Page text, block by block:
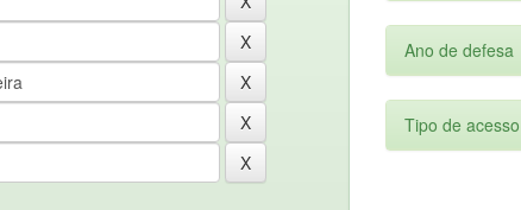
Ano de defesa
Tipo de acesso